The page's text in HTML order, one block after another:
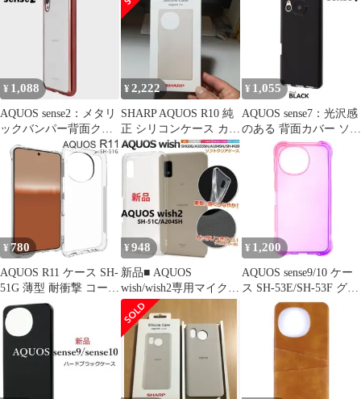
ラック・ゴールド
¥ 1,088
AQUOS sense2：メタリ
ックバンパー背面クリ
ア ソフトケース★ピン
ク
¥2,222
SHARP AQUOS R10 純
正 シリコンケース カシ
ミアホワイト
¥ 1,055
AQUOS sense7：光沢感
のある 背面カバー ソフ
トケース★ブラック
¥ 780
AQUOS R11 ケース SH-
51G 薄型 耐衝撃 コーナ
ーガード ソフト ケース
¥948
新品■ AQUOS
wish/wish2専用マイクロ
ドット加工ソフトクリ
アケース
¥ 1,200
AQUOS sense9/10 ケー
ス SH-53E/SH-53F グラ
デーション 耐衝撃 ソフ
ト ケース 【Color】ピ
ンク・パープル